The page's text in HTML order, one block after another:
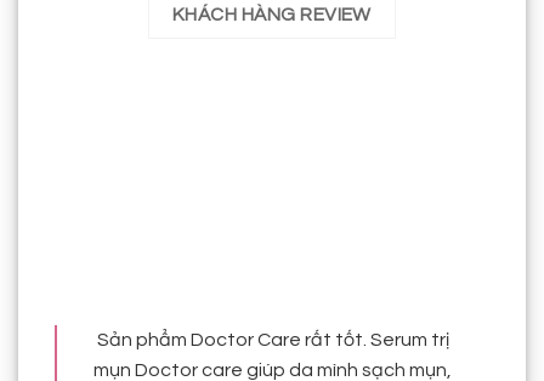
KHÁCH HÀNG REVIEW
Sản phẩm Doctor Care rất tốt. Serum trị
mụn Doctor care giúp da mình sạch mụn,